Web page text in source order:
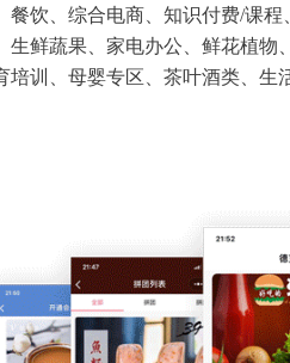
餐饮、综合电商、知识付费/课
生鲜蔬果、家电办公、鲜花植物
培训、母婴专区、茶叶酒类、生